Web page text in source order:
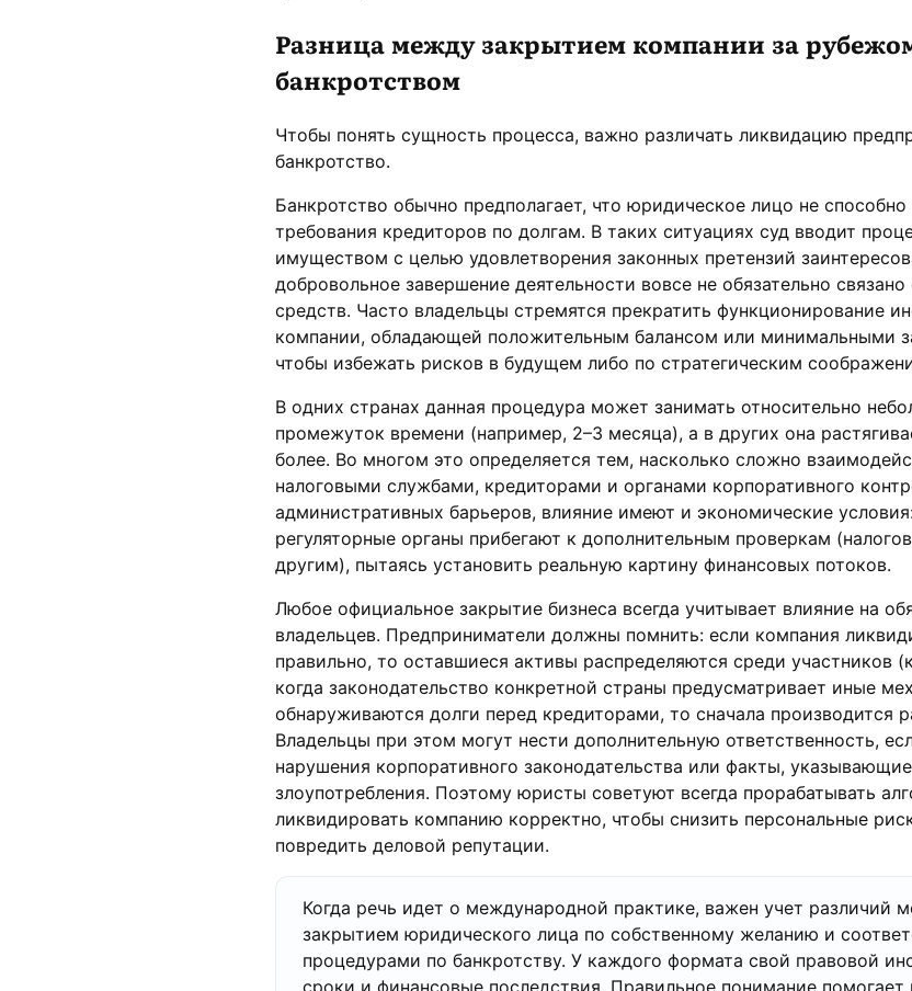
Разница между закрытием компании за
банкротством
Чтобы понять сущность процесса, важно различать ликвидацию
банкротство.
Банкротство обычно предполагает, что юридическое лицо не способно
требования кредиторов по долгам. В таких ситуациях суд вводит
имуществом с целью удовлетворения законных претензий
добровольное завершение деятельности вовсе не обязательно
средств. Часто владельцы стремятся прекратить функционирование
компании, обладающей положительным балансом или минимальными
чтобы избежать рисков в будущем либо по стратегическим
В одних странах данная процедура может занимать относительно
промежуток времени (например, 2–3 месяца), а в других она
более. Во многом это определяется тем, насколько сложно
налоговыми службами, кредиторами и органами корпоративного
административных барьеров, влияние имеют и экономические
регуляторные органы прибегают к дополнительным проверкам
другим), пытаясь установить реальную картину финансовых потоков.
Любое официальное закрытие бизнеса всегда учитывает влияние на
владельцев. Предприниматели должны помнить: если компания
правильно, то оставшиеся активы распределяются среди участников
когда законодательство конкретной страны предусматривает иные
обнаруживаются долги перед кредиторами, то сначала производится
Владельцы при этом могут нести дополнительную ответственность,
нарушения корпоративного законодательства или факты,
злоупотребления. Поэтому юристы советуют всегда прорабатывать
ликвидировать компанию корректно, чтобы снизить персональные
повредить деловой репутации.
Когда речь идет о международной практике, важен учет различий
закрытием юридического лица по собственному желанию и
процедурами по банкротству. У каждого формата свой правовой
сроки и финансовые последствия. Правильное понимание помогает